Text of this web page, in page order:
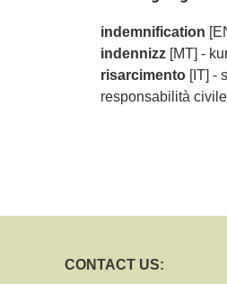
indemnification
indennizz [MT] -
risarcimento [IT] -
responsabilità
CONTACT US: